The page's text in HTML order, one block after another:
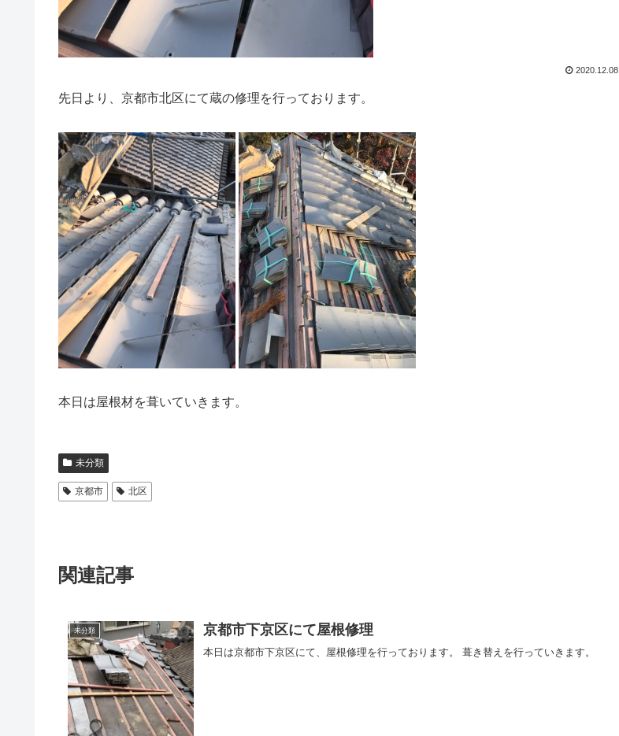
2020.12.08
先日より、京都市北区にて蔵の修理を行っております。
本日は屋根材を葺いていきます。
未分類
京都市 北区
関連記事
未分類 京都市下京区にて屋根修理
本日は京都市下京区にて、屋根修理を行っております。 葺き替えを行っていきます。